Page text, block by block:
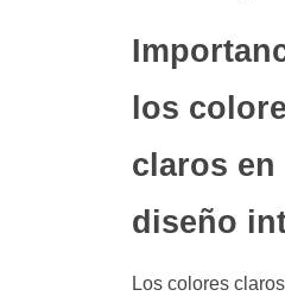
los
claros en
diseño
Los colores